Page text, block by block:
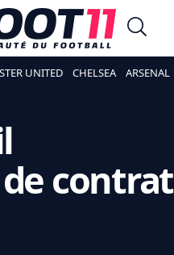
UNITED CHELSEA ARSENAL
contrat